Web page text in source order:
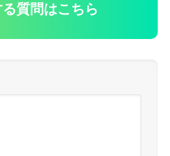
質問はこちら